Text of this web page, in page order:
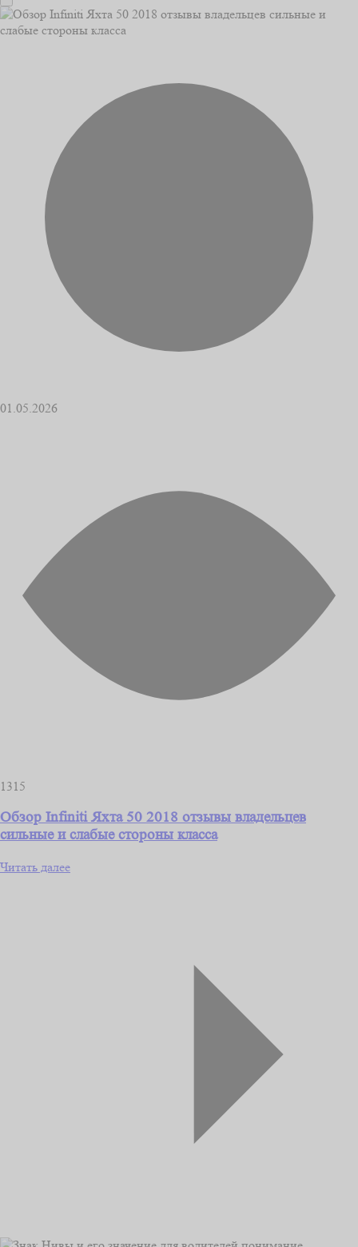
01.05.2026
1315
Обзор Infiniti Яхта 50 2018 отзывы владельцев
сильные и слабые стороны класса
Читать далее